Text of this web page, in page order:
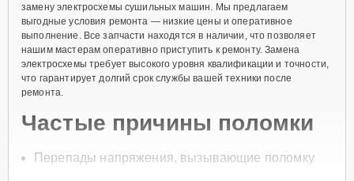
замену электросхемы сушильных машин. Мы предлагаем
выгодные условия ремонта — низкие цены и оперативное
выполнение. Все запчасти находятся в наличии, что позволяет
нашим мастерам оперативно приступить к ремонту. Замена
электросхемы требует высокого уровня квалификации и точности,
что гарантирует долгий срок службы вашей техники после
ремонта.
Частые причины поломки
Перепады напряжения, вызывающие поломку